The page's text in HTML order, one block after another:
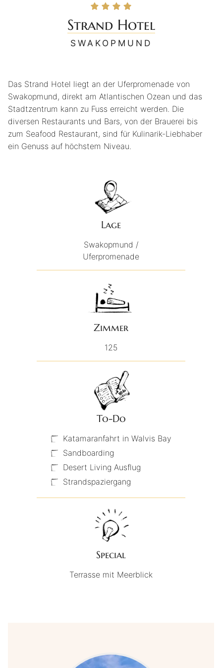
Strand Hotel
SWAKOPMUND
Das Strand Hotel liegt an der Uferpromenade von
Swakopmund, direkt am Atlantischen Ozean und das
Stadtzentrum kann zu Fuss erreicht werden. Die
diversen Restaurants und Bars, von der Brauerei bis
zum Seafood Restaurant, sind für Kulinarik-Liebhaber
ein Genuss auf höchstem Niveau.
Lage
Swakopmund /
Uferpromenade
Zimmer
125
To-Do
Katamaranfahrt in Walvis Bay
Sandboarding
Desert Living Ausflug
Strandspaziergang
Special
Terrasse mit Meerblick